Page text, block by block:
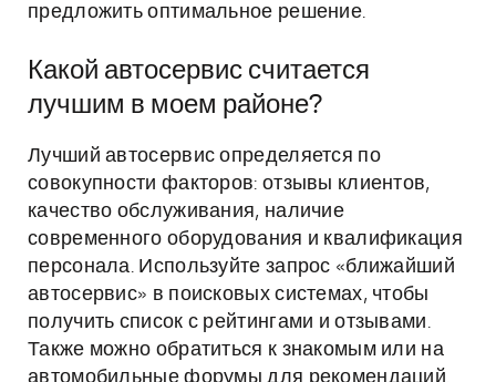
предложить оптимальное решение.
Какой автосервис считается
лучшим в моем районе?
Лучший автосервис определяется по
совокупности факторов: отзывы клиентов,
качество обслуживания, наличие
современного оборудования и квалификация
персонала. Используйте запрос «ближайший
автосервис» в поисковых системах, чтобы
получить список с рейтингами и отзывами.
Также можно обратиться к знакомым или на
автомобильные форумы для рекомендаций.